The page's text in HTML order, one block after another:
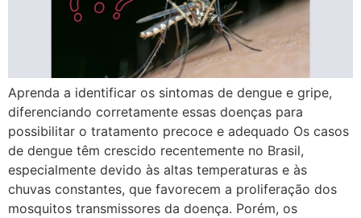
Aprenda a identificar os sintomas de dengue e gripe,
diferenciando corretamente essas doenças para
possibilitar o tratamento precoce e adequado Os casos
de dengue têm crescido recentemente no Brasil,
especialmente devido às altas temperaturas e às
chuvas constantes, que favorecem a proliferação dos
mosquitos transmissores da doença. Porém, os